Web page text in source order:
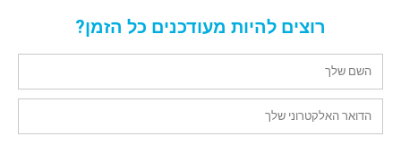
רוצים להיות מעודכנים כל הזמן?